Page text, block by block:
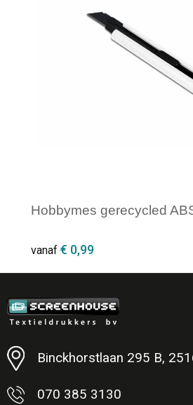
Hobbymes gerecycled
vanaf € 0,99
Minimale afname: 1
Binckhorstlaan 295 B,
070 385 3130